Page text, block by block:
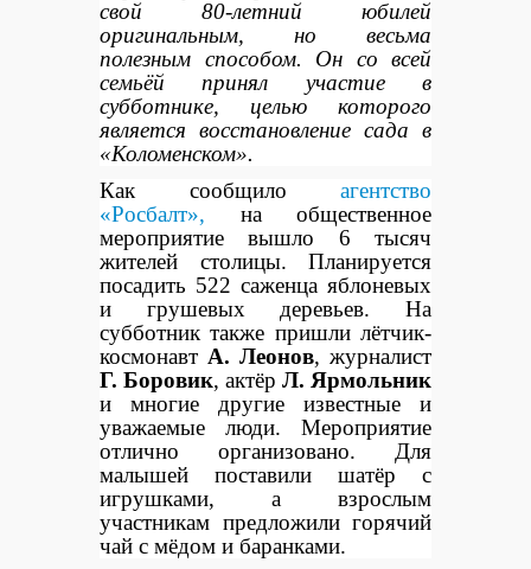
свой 80-летний юбилей
оригинальным, но весьма
полезным способом. Он со всей
семьёй принял участие в
субботнике, целью которого
является восстановление сада в
«Коломенском».
Как сообщило
агентство
«Росбалт»,
на общественное
мероприятие вышло 6 тысяч
жителей столицы. Планируется
посадить 522 саженца яблоневых
и грушевых деревьев. На
субботник также пришли лётчик-
космонавт А. Леонов, журналист
Г. Боровик, актёр Л. Ярмольник
и многие другие известные и
уважаемые люди. Мероприятие
отлично организовано. Для
малышей поставили шатёр с
игрушками, а взрослым
участникам предложили горячий
чай с мёдом и баранками.